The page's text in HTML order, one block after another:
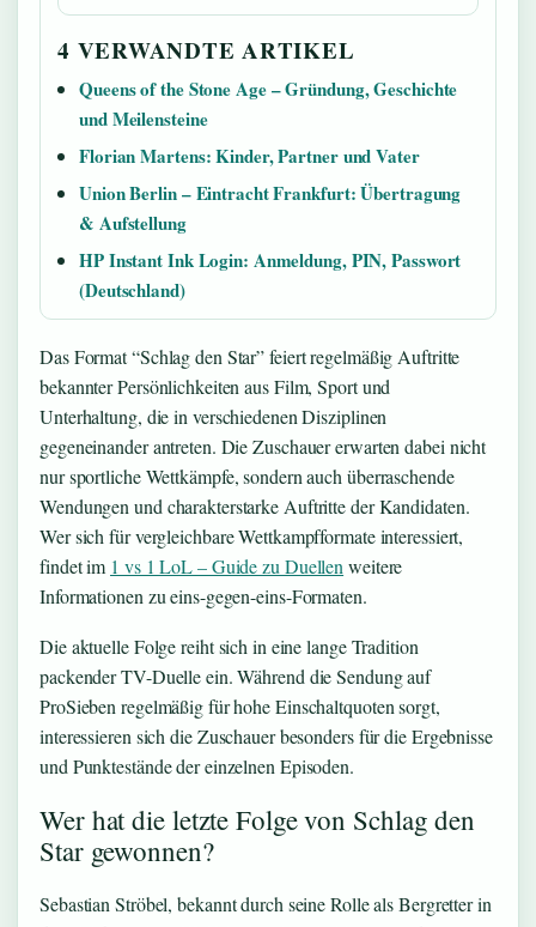
4 VERWANDTE ARTIKEL
Queens of the Stone Age – Gründung, Geschichte
und Meilensteine
Florian Martens: Kinder, Partner und Vater
Union Berlin – Eintracht Frankfurt: Übertragung
& Aufstellung
HP Instant Ink Login: Anmeldung, PIN, Passwort
(Deutschland)
Das Format “Schlag den Star” feiert regelmäßig Auftritte
bekannter Persönlichkeiten aus Film, Sport und
Unterhaltung, die in verschiedenen Disziplinen
gegeneinander antreten. Die Zuschauer erwarten dabei nicht
nur sportliche Wettkämpfe, sondern auch überraschende
Wendungen und charakterstarke Auftritte der Kandidaten.
Wer sich für vergleichbare Wettkampfformate interessiert,
findet im 1 vs 1 LoL – Guide zu Duellen weitere
Informationen zu eins-gegen-eins-Formaten.
Die aktuelle Folge reiht sich in eine lange Tradition
packender TV-Duelle ein. Während die Sendung auf
ProSieben regelmäßig für hohe Einschaltquoten sorgt,
interessieren sich die Zuschauer besonders für die Ergebnisse
und Punktestände der einzelnen Episoden.
Wer hat die letzte Folge von Schlag den
Star gewonnen?
Sebastian Ströbel, bekannt durch seine Rolle als Bergretter in